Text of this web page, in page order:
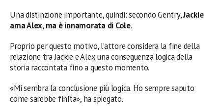
Una distinzione importante, quindi: secondo Gentry,Jackie
ama Alex, ma è innamorata di Cole.
Proprio per questo motivo, l’attore considera la fine della
relazione tra Jackie e Alex una conseguenza logica della
storia raccontata fino a questo momento.
«Mi sembra la conclusione più logica. Ho sempre saputo
come sarebbe finita», ha spiegato.